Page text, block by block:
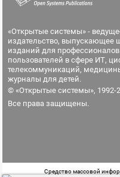
«Открытые системы» -
издательство, выпускающее
изданий для
пользователей в сфере ИТ,
телекоммуникаций,
журналы для детей.
© «Открытые системы», 1992-
Все права защищены.
Средство массовой